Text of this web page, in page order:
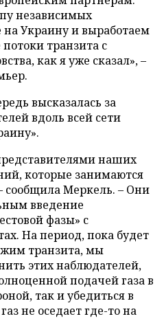
независимых
на Украину и выработаем
транзита с
как я уже сказал», –
высказалась за
вдоль всей сети
наших
которые занимаются
сообщила Меркель. – Они
введение
фазы» с
На период, пока будет
транзита, мы
этих наблюдателей,
подачей газа в
так и убедиться в
не оседает где-то на